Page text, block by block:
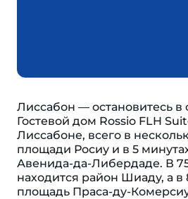
Лиссабон — остановитесь в
Гостевой дом Rossio FLH
Лиссабоне, всего в
площади Росиу и в 5
Авенида-да-Либердаде. В
находится район Шиаду, а
площадь Праса-ду-